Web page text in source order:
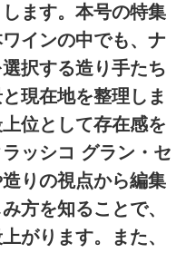
ます。本号の特集
インの中でも、ナ
択する造り手たち
現在地を整理しま
位として存在感を
ッシコ グラン・セ
りの視点から編集
方を知ることで、
がります。また、